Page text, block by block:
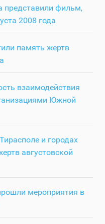
представили фильм,
2008 года
память жертв
взаимодействия
Южной
и городах
августовской
мероприятия в